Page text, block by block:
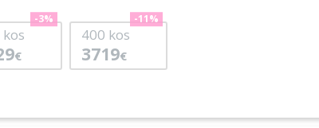
kos
€
-3%
400 kos
3719€
-11%